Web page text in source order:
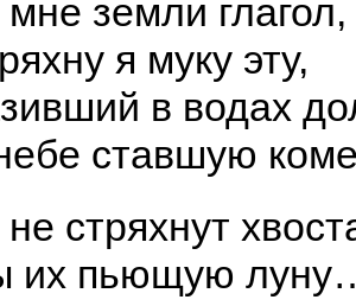
земли глагол,
я муку эту,
в водах
ставшую
стряхнут
их пьющую